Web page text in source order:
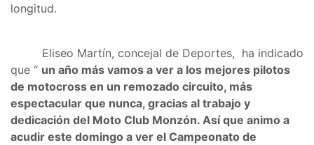
longitud.
Eliseo Martín, concejal de Deportes, ha indicado
que “ un año más vamos a ver a los mejores pilotos
de motocross en un remozado circuito, más
espectacular que nunca, gracias al trabajo y
dedicación del Moto Club Monzón. Así que animo a
acudir este domingo a ver el Campeonato de